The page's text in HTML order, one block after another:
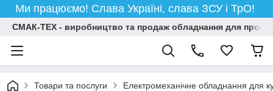
Ми працюємо! Слава Україні, слава ЗСУ і ТрО!
СМАК-ТЕХ - виробництво та продаж обладнання для
Товари та послуги Електромеханічне обладнання для